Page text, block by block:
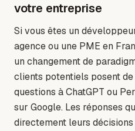
votre entreprise
Si vous êtes un
agence ou une PME en
un changement de
clients potentiels posent
questions à ChatGPT ou
sur Google. Les réponses
directement leurs